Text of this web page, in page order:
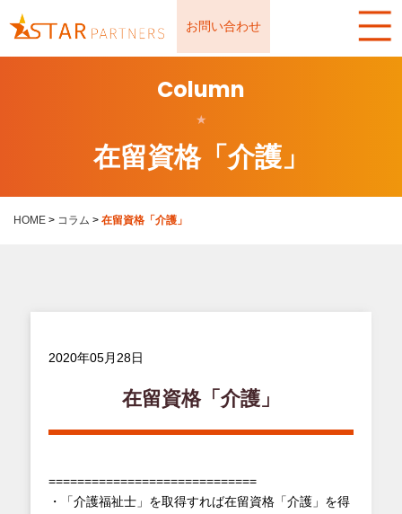
お問い合わせ
Column
★
在留資格「介護」
HOME > コラム > 在留資格「介護」
2020年05月28日
在留資格「介護」
=============================
・「介護福祉士」を取得すれば在留資格「介護」を得